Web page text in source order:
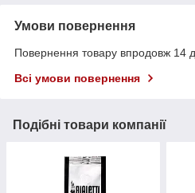
Умови повернення
Повернення товару впродовж 14
Всі умови повернення
Подібні товари компанії